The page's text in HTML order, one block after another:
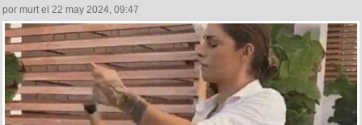
por murt el 22 may 2024, 09:47